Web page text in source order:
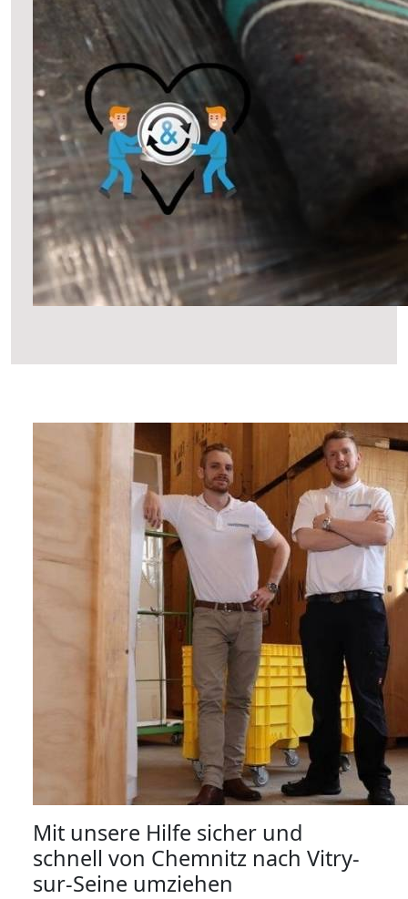
Mit unsere Hilfe sicher und
schnell von Chemnitz nach Vitry-
sur-Seine umziehen